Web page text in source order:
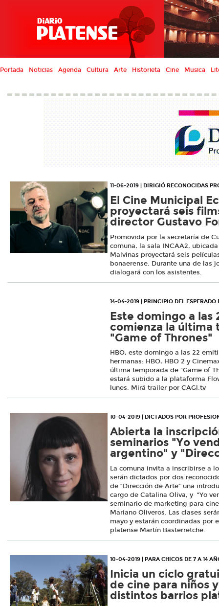
Portada Noticias Agenda Cultura Arte Historieta Cine Musica
11-06-2019 | DIRIGIÓ RECONOCIDAS
El Cine Municipal
proyectará seis
director Gustavo
Promovida por la secretaría de
comuna, la sala INCAA2,
Malvinas proyectará seis
bonaerense. Durante una de las
dialogará con los asistentes.
14-04-2019 | PRINCIPIO DEL ESPERADO
Este domingo a las
comienza la última
"Game of Thrones"
HBO, este domingo a las 22
hermanas: HBO, HBO 2 y
última temporada de "Game of
estará subido a la plataforma
lunes. Mirá trailer por CAGl.tv
10-04-2019 | DICTADOS POR
Abierta la
seminarios "Yo
argentino" y
La comuna invita a inscribirse a
serán dictados por dos
de “Dirección de Arte” una
cargo de Catalina Oliva, y “Yo
seminario de marketing para
Mariano Oliveros. Las clases
mayo y estarán coordinadas por
platense Martín Basterretche.
10-04-2019 | PARA CHICOS DE 7 A 14
Inicia un ciclo
de cine para niños
distintos barrios